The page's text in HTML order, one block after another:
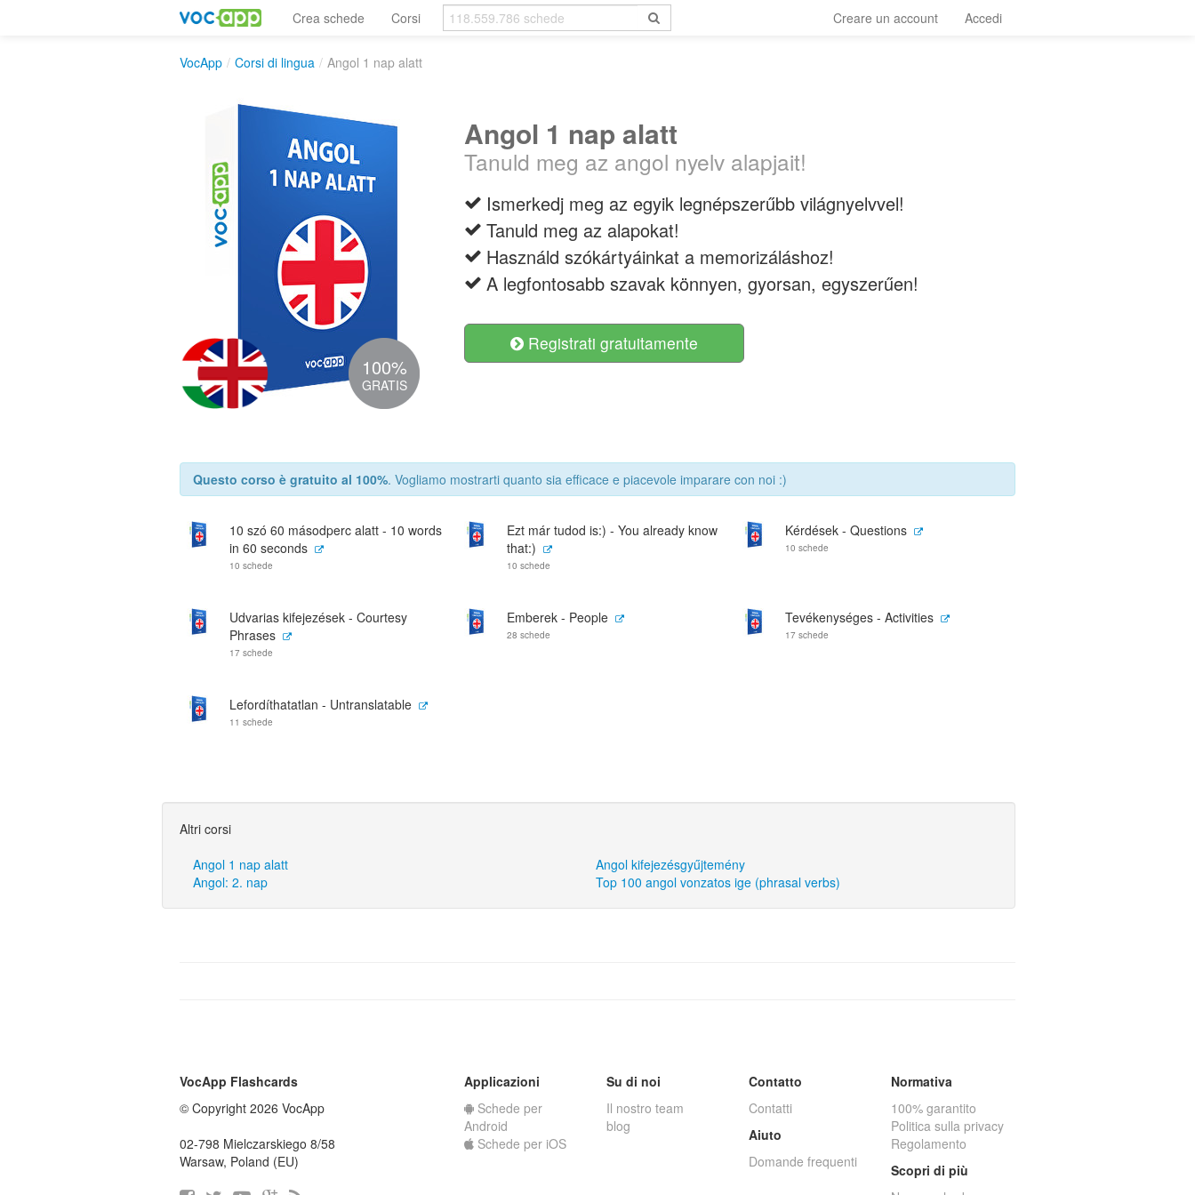
Crea schede Corsi Creare un account Accedi
VocApp / Corsi di lingua / Angol 1 nap alatt
100%
GRATIS
Angol 1 nap alatt
Tanuld meg az angol nyelv alapjait!
Ismerkedj meg az egyik legnépszerűbb világnyelvvel!
Tanuld meg az alapokat!
Használd szókártyáinkat a memorizáláshoz!
A legfontosabb szavak könnyen, gyorsan, egyszerűen!
Registrati gratuitamente
Questo corso è gratuito al 100%. Vogliamo mostrarti quanto sia efficace e piacevole imparare con noi :)
10 szó 60 másodperc alatt - 10 words
in 60 seconds
10 schede
Ezt már tudod is:) - You already know
that:)
10 schede
Kérdések - Questions
10 schede
Udvarias kifejezések - Courtesy
Phrases
17 schede
Emberek - People
28 schede
Tevékenységes - Activities
17 schede
Lefordíthatatlan - Untranslatable
11 schede
Altri corsi
Angol 1 nap alatt
Angol kifejezésgyűjtemény
Angol: 2. nap
Top 100 angol vonzatos ige (phrasal verbs)
VocApp Flashcards
© Copyright 2026 VocApp
02-798 Mielczarskiego 8/58
Warsaw, Poland (EU)
Applicazioni
Schede per
Android
Schede per iOS
Su di noi
Il nostro team
blog
Contatto
Contatti
Aiuto
Domande frequenti
Normativa
100% garantito
Politica sulla privacy
Regolamento
Scopri di più